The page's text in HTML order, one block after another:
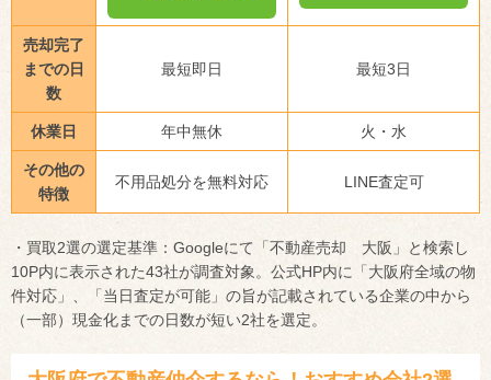
売却完了
までの日
数
最短即日 最短3日
休業日 年中無休 火・水
その他の
特徴
不用品処分を無料対応 LINE査定可
・買取2選の選定基準：Googleにて「不動産売却 大阪」と検索し
10P内に表示された43社が調査対象。公式HP内に「大阪府全域の物
件対応」、「当日査定が可能」の旨が記載されている企業の中から
（一部）現金化までの日数が短い2社を選定。